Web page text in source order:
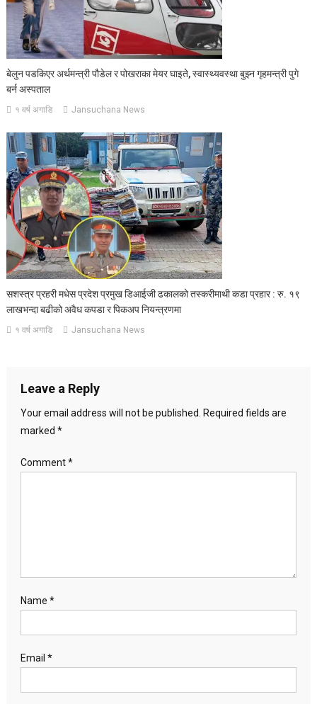
बेलुन पडकिएर अर्थमन्त्री पौडेल र पोखराका मेयर घाइते, स्वास्थ्यवस्था बुझ्न गृहमन्त्री पुगे
बर्न अस्पताल
१ वर्ष अगाडि Jansuchana News
सशस्त्र प्रहरी मधेस प्रदेश प्रमुख डिआईजी ढकालको तस्करीमाथी कडा प्रहार : रु. १९
लाखभन्दा बढीको अवैध कपडा र पिकअप नियन्त्रणमा
१ वर्ष अगाडि Jansuchana News
Leave a Reply
Your email address will not be published.
Required fields are
marked *
Comment*
Name *
Email *